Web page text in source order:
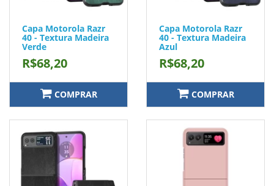
Capa Motorola Razr
40 - Textura Madeira
Verde
R$68,20
COMPRAR
Capa Motorola Razr
40 - Textura Madeira
Azul
R$68,20
COMPRAR